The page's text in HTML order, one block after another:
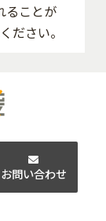
ることが
ださい。
お問い合わせ